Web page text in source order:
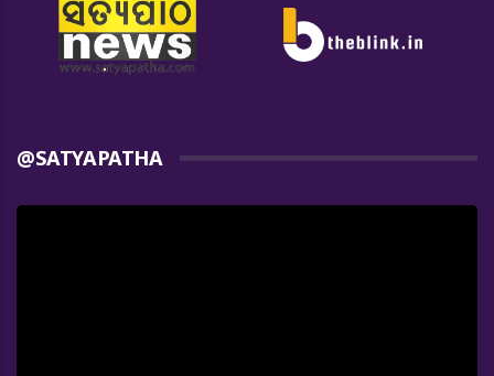
@SATYAPATHA